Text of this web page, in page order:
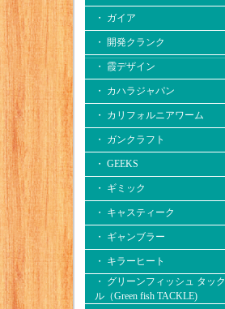
・ ガイア
・ 開発クランク
・ 霞デザイン
・ カハラジャパン
・ カリフォルニアワーム
・ ガンクラフト
・ GEEKS
・ ギミック
・ キャスティーク
・ ギャンブラー
・ キラーヒート
・ グリーンフィッシュ タック
ル（Green fish TACKLE)